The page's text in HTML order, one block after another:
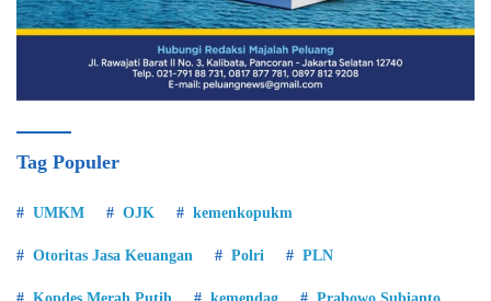
Tag Populer
UMKM OJK kemenkopukm
Otoritas Jasa Keuangan Polri PLN